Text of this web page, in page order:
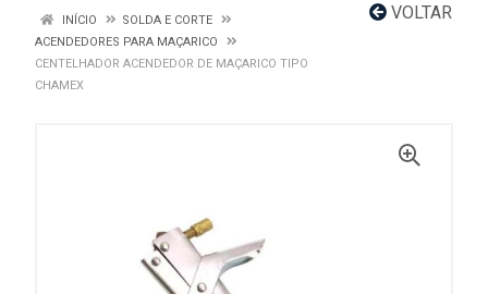
VOLTAR
INÍCIO
SOLDA E CORTE
ACENDEDORES PARA MAÇARICO
CENTELHADOR ACENDEDOR DE MAÇARICO TIPO
CHAMEX